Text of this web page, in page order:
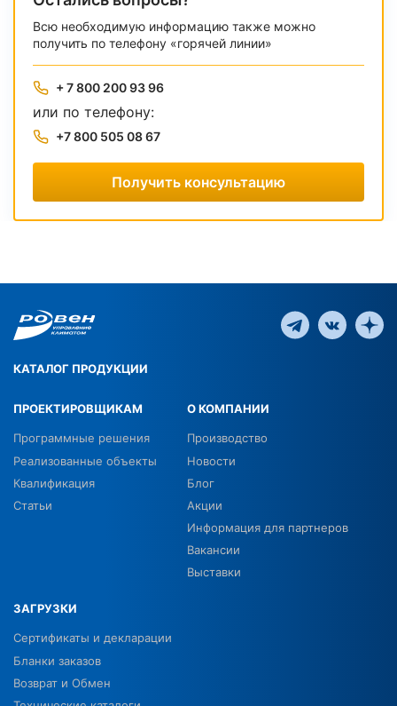
Всю необходимую информацию также можно
получить по телефону «горячей линии»
+ 7 800 200 93 96
или по телефону:
+7 800 505 08 67
Получить консультацию
КАТАЛОГ ПРОДУКЦИИ
ПРОЕКТИРОВЩИКАМ
Программные решения
Реализованные объекты
Квалификация
Статьи
О КОМПАНИИ
Производство
Новости
Блог
Акции
Информация для партнеров
Вакансии
Выставки
ЗАГРУЗКИ
Сертификаты и декларации
Бланки заказов
Возврат и Обмен